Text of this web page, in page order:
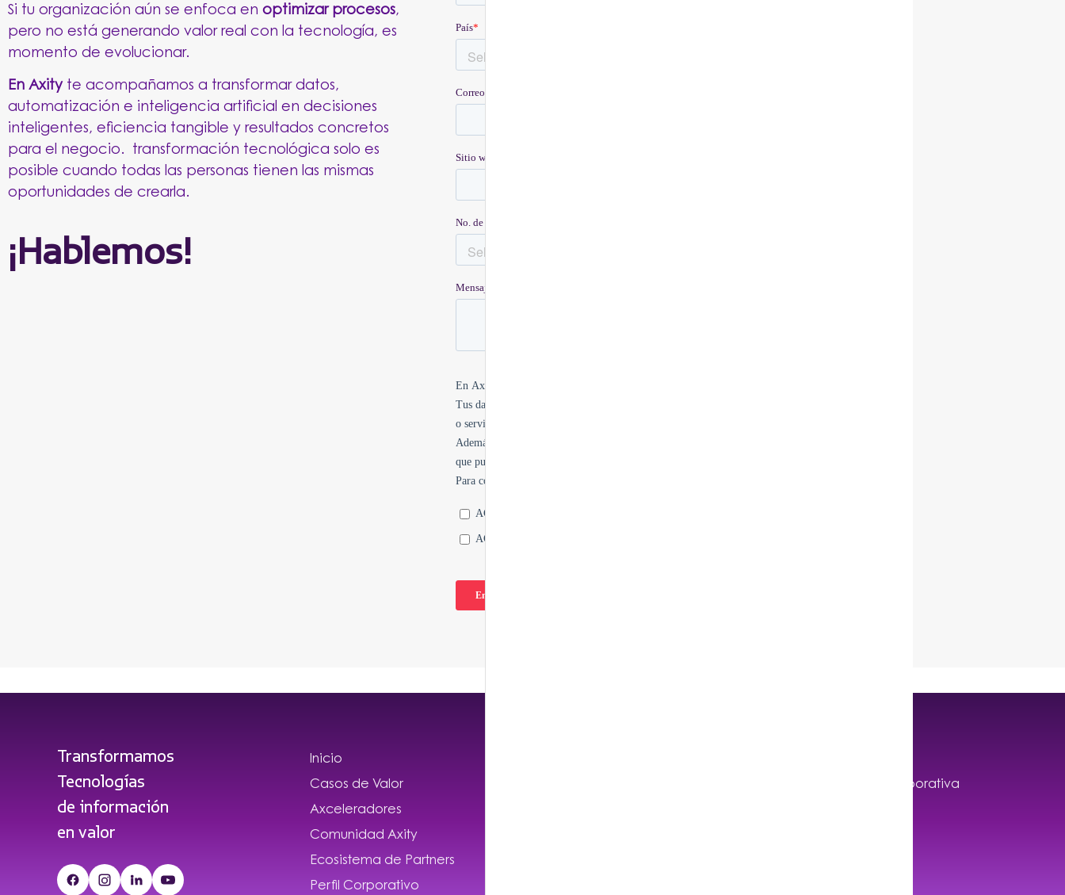
Si tu organización aún se enfoca en optimizar procesos,
pero no está generando valor real con la tecnología, es
momento de evolucionar.
En Axity te acompañamos a transformar datos,
automatización e inteligencia artificial en decisiones
inteligentes, eficiencia tangible y resultados concretos
para el negocio.
transformación tecnológica solo es
posible cuando todas las personas tienen las mismas
oportunidades de crearla.
¡Hablemos!
Transformamos
Tecnologías
de información
en valor
Inicio
Casos de Valor
Axceleradores
Comunidad Axity
Ecosistema de Partners
Perfil Corporativo
Integridad Corporativa